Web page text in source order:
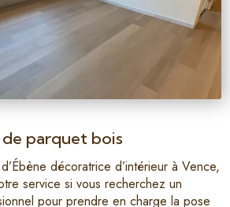
de parquet bois
décoratrice d’intérieur à Vence,
service si vous recherchez un
pour prendre en charge la pose